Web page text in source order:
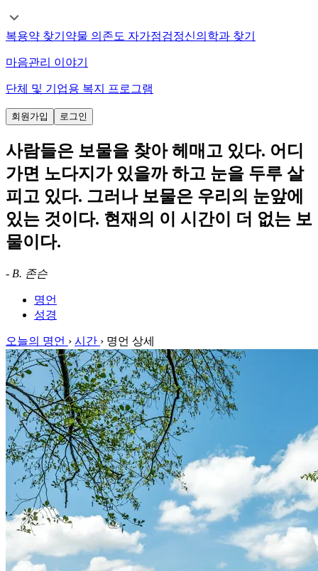
복용약 찾기 약물 의존도 자가점검정신의학과 찾기
마음관리 이야기
단체 및 기업용 복지 프로그램
회원가입 로그인
사람들은 보물을 찾아 헤매고 있다. 어디
가면 노다지가 있을까 하고 눈을 두루 살
피고 있다. 그러나 보물은 우리의 눈앞에
있는 것이다. 현재의 이 시간이 더 없는 보
물이다.
- B. 존슨
명언
성경
오늘의 명언 › 시간 › 명언 상세